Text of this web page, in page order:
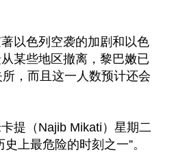
以色列空袭的加剧和以色
某些地区撤离，黎巴嫩已
，而且这一人数预计还会
提（Najib Mikati）星期二
上最危险的时刻之一”。